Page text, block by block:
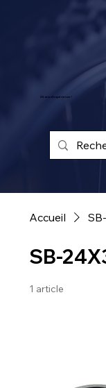
25 ans d'expérience !
Accueil
SB-
1 article